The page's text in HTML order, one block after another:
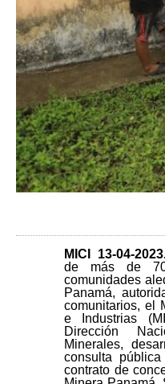
MICI 13-04-
de más de
comunidades
Panamá,
comunitarios, el
e Industrias
Dirección
Minerales,
consulta
contrato de